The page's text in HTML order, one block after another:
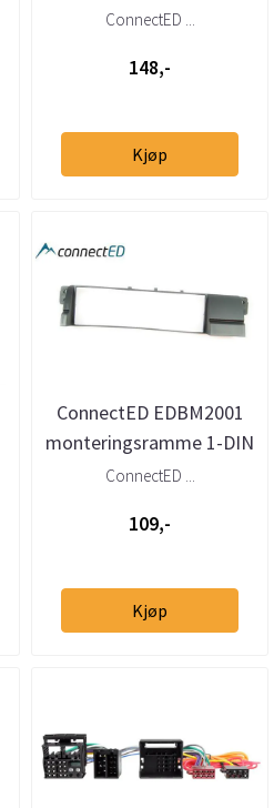
Rover (Bavaria/17-pins)
ConnectED ...
148,-
Kjøp
ConnectED EDBM2001
monteringsramme 1-DIN
BMW 3-serie (E46) (1998–
ConnectED ...
109,-
Kjøp